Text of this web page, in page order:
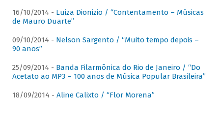
16/10/2014 - Luiza Dionizio / “Contentamento – Músicas
de Mauro Duarte”
09/10/2014 - Nelson Sargento / “Muito tempo depois –
90 anos”
25/09/2014 - Banda Filarmônica do Rio de Janeiro / “Do
Acetato ao MP3 – 100 anos de Música Popular Brasileira”
18/09/2014 - Aline Calixto / “Flor Morena”